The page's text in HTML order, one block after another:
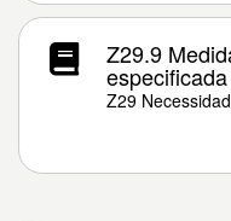
Z29.9
especificada
Z29